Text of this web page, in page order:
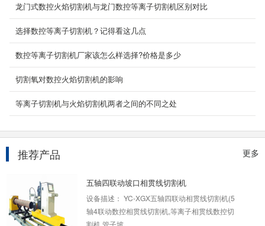
龙门式数控火焰切割机与龙门数控等离子切割机区别对比
选择数控等离子切割机？记得看这几点
数控等离子切割机厂家该怎么样选择?价格是多少
切割氧对数控火焰切割机的影响
等离子切割机与火焰切割机两者之间的不同之处
更多
推荐产品
便携式数控切割机
YCBX-1530型(小型，微型，小蜜蜂)便携式数控
切割机/便携式数控火焰切割机/便携式数控等离
子切割机 ...
2021-02-12
大幅面龙门式光纤激光切割机
大幅面金属激光切割机替代传统超大幅面切割工
的全新力...
五轴四联动坡口相贯线切割机
设备描述： YC-XGX五轴四联动相贯线切割机(5
轴4联动数控相贯线切割机,等离子相贯线数控切
割机,管子坡...